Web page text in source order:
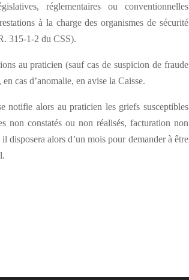
réglementaires ou conventionnelles
à la charge des organismes de sécurité
315-1-2 du CSS).
au praticien (sauf cas de suspicion de fraude
cas d’anomalie, en avise la Caisse.
notifie alors au praticien les griefs susceptibles
non constatés ou non réalisés, facturation non
disposera alors d’un mois pour demander à être